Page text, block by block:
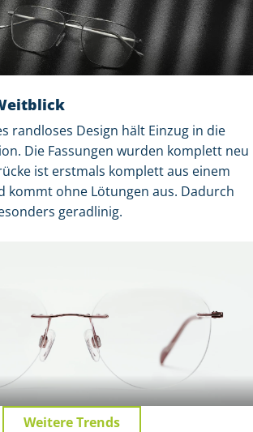
randloses Design hält Einzug in die
Die Fassungen wurden komplett neu
ist erstmals komplett aus einem
kommt ohne Lötungen aus. Dadurch
geradlinig.
Weitere Trends